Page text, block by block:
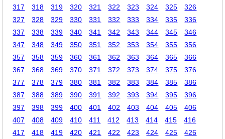
317
318 319 320 321 322 323 324 325
326
327
328 329 330 331 332 333 334 335
336
337
338 339 340 341 342 343 344 345
346
347
348 349 350 351 352 353 354 355
356
357
358 359 360 361 362 363 364 365
366
367
368 369 370 371 372 373 374 375
376
377
378 379 380 381 382 383 384 385
386
387
388 389 390 391 392 393 394 395
396
397
398 399 400 401 402 403 404 405
406
407
408 409 410 411 412 413 414 415
416
417
418 419 420 421 422 423 424 425
426